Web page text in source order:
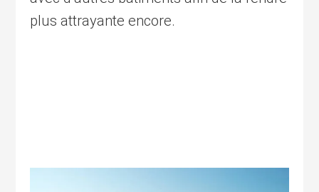
plus attrayante encore.